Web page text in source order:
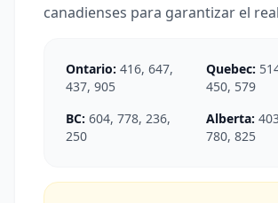
canadienses para garantizar el
Ontario: 416, 647,
437, 905
Quebec:
450, 579
BC: 604, 778, 236,
250
Alberta:
780, 825